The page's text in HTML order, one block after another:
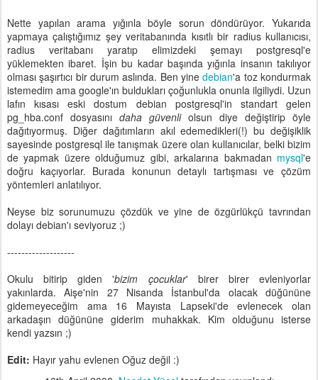
Nette yapılan arama yığınla böyle sorun döndürüyor. Yukarıda
yapmaya çalıştığımız şey veritabanında kısıtlı bir radius kullanıcısı,
radius veritabanı yaratıp elimizdeki şemayı postgresql'e
yüklemekten ibaret. İşin bu kadar başında yığınla insanın takılıyor
olması şaşırtıcı bir durum aslında. Ben yinedebian'a toz kondurmak
istemedim ama google'ın buldukları çoğunlukla onunla ilgiliydi. Uzun
lafın kısası eski dostum debian postgresql'in standart gelen
pg_hba.conf dosyasını daha güvenliolsun diye değiştirip öyle
dağıtıyormuş. Diğer dağıtımların akıl edemedikleri(!) bu değişiklik
sayesinde postgresql ile tanışmak üzere olan kullanıcılar, belki bizim
de yapmak üzere olduğumuz gibi, arkalarına bakmadan mysql'e
doğru kaçıyorlar. Burada konunun detaylı tartışması ve çözüm
yöntemleri anlatılıyor.
Neyse biz sorunumuzu çözdük ve yine de özgürlükçü tavrından
dolayı debian'ı seviyoruz ;)
-------------------
Okulu bitirip giden 'bizim çocuklar' birer birer evleniyorlar
yakınlarda. Aişe'nin 27 Nisanda İstanbul'da olacak düğününe
gidemeyeceğim ama 16 Mayısta Lapseki'de evlenecek olan
arkadaşın düğününe giderim muhakkak. Kim olduğunu isterse
kendi yazsın ;)
Edit: Hayır yahu evlenen Oğuz değil :)